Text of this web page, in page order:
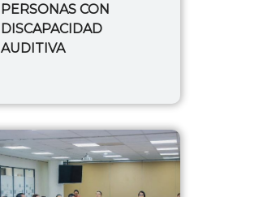
PERSONAS CON
DISCAPACIDAD
AUDITIVA